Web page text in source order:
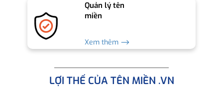
Quản lý tên
miền
Xem thêm ⟶
LỢI THẾ CỦA TÊN MIỀN .VN